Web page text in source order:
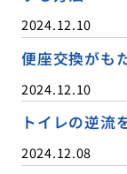
2024.12.10
便座交換がも
2024.12.10
トイレの逆流
2024.12.08